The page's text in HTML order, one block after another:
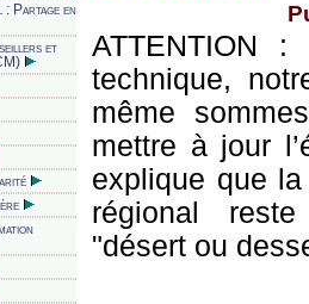
: Partage en
et
ATTENTION
technique,
même
mettre à jour
explique que
régional
"désert ou